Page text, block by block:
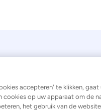
Kaseya. Alle rechten
accepteren' te klikken, gaat
cookies op uw apparaat om de
het gebruik van de